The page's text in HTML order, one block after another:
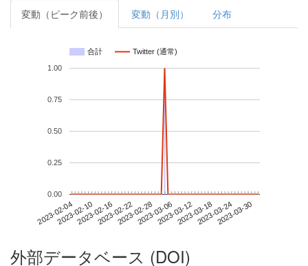
変動（ピーク前後） 変動（月別） 分布
合計 Twitter (通常)
2023-02-042023-02-102023-02-162023-02-222023-02-282023-03-062023-03-122023-03-182023-03-242023-03-30
0.00
0.25
0.50
0.75
1.00
外部データベース (DOI)